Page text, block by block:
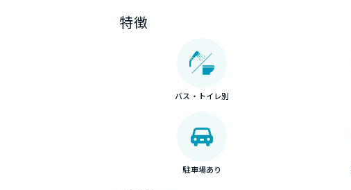
特徴
バス・トイレ別
駐車場あり